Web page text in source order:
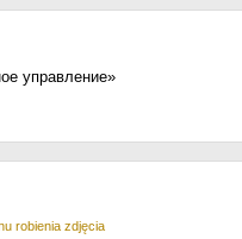
управление»
robienia zdjęcia